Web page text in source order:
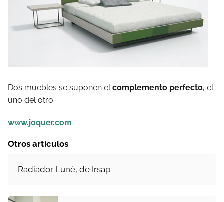
Dos muebles se suponen elcomplemento perfecto, el
uno del otro.
www.joquer.com
Otros artículos
Radiador Lunè, de Irsap